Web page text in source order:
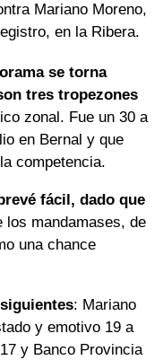
Mariano Moreno,
en la Ribera.
se torna
tres tropezones
zonal. Fue un 30 a
en Bernal y que
competencia.
fácil, dado que
los mandamases, de
una chance
: Mariano
y emotivo 19 a
y Banco Provincia